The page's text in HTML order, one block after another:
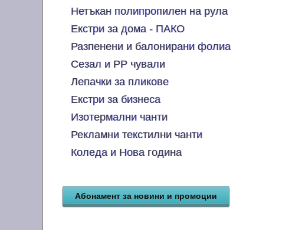
Нетъкан полипропилен на рула
Екстри за дома - ПАКО
Разпенени и балонирани фолиа
Сезал и PP чували
Лепачки за пликове
Екстри за бизнеса
Изотермални чанти
Рекламни текстилни чанти
Коледа и Нова година